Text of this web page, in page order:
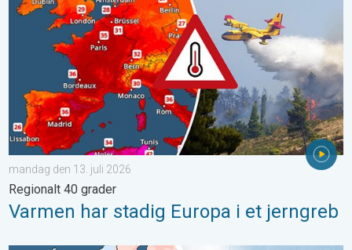
mandag den 13. juli 2026
Regionalt 40 grader
Varmen har stadig Europa i et jerngreb